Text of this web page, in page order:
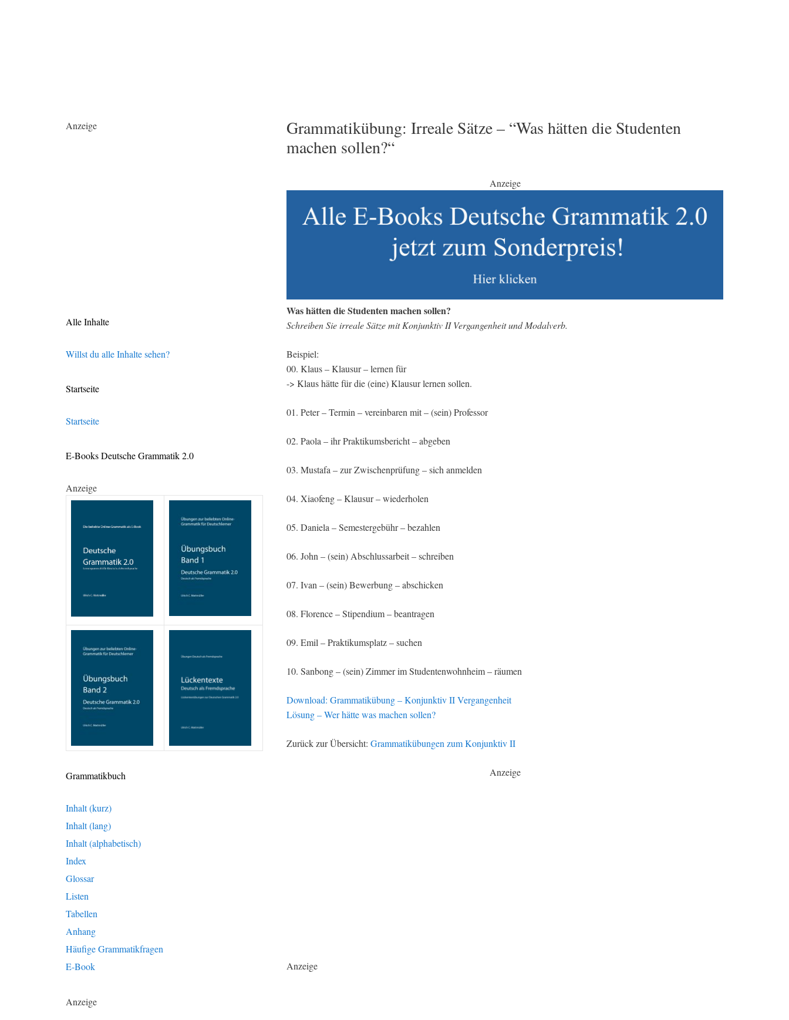
Grammatikübung: Irreale Sätze – “Was hätten die Studenten
machen sollen?“
Anzeige
Was hätten die Studenten machen sollen?
Schreiben Sie irreale Sätze mit Konjunktiv II Vergangenheit und Modalverb.
Beispiel:
00. Klaus – Klausur – lernen für
-> Klaus hätte für die (eine) Klausur lernen sollen.
01. Peter – Termin – vereinbaren mit – (sein) Professor
02. Paola – ihr Praktikumsbericht – abgeben
03. Mustafa – zur Zwischenprüfung – sich anmelden
04. Xiaofeng – Klausur – wiederholen
05. Daniela – Semestergebühr – bezahlen
06. John – (sein) Abschlussarbeit – schreiben
07. Ivan – (sein) Bewerbung – abschicken
08. Florence – Stipendium – beantragen
09. Emil – Praktikumsplatz – suchen
10. Sanbong – (sein) Zimmer im Studentenwohnheim – räumen
Download: Grammatikübung – Konjunktiv II Vergangenheit
Lösung – Wer hätte was machen sollen?
Zurück zur Übersicht: Grammatikübungen zum Konjunktiv II
Anzeige
Anzeige
Anzeige
Alle Inhalte
Willst du alle Inhalte sehen?
Startseite
Startseite
E-Books Deutsche Grammatik 2.0
Anzeige
Grammatikbuch
Inhalt (kurz)
Inhalt (lang)
Inhalt (alphabetisch)
Index
Glossar
Listen
Tabellen
Anhang
Häufige Grammatikfragen
E-Book
Anzeige